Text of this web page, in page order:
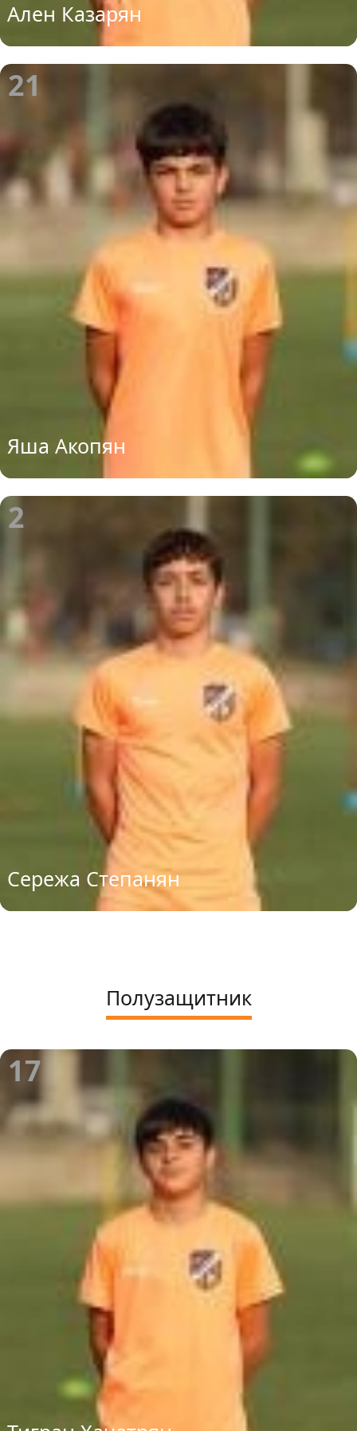
Ален Казарян
Яша Акопян
21
Сережа Степанян
2
Полузащитник
17